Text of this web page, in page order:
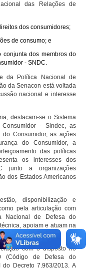
das Relações de
dos consumidores;
de consumo; e
conjunta dos membros do
- SNDC.
da Política Nacional de
da Senacon está voltada
nacional e interesse
destacam-se o Sistema
- Sindec, as
Consumidor, as ações
do Consumidor, a
das políticas
os interesses dos
junto a organizações
dos Estados Americanos
disponibilização e
pela articulação com
Nacional de Defesa do
apoiam e atuam na
com o disposto no
(Código de Defesa do
Decreto 7.963/2013. A